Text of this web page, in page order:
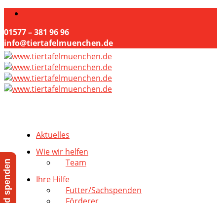
01577 – 381 96 96
info@tiertafelmuenchen.de
Aktuelles
Wie wir helfen
Team
Ihre Hilfe
Futter/Sachspenden